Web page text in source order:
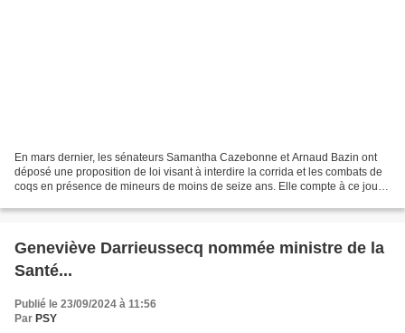
En mars dernier, les sénateurs Samantha Cazebonne et Arnaud Bazin ont
déposé une proposition de loi visant à interdire la corrida et les combats de
coqs en présence de mineurs de moins de seize ans. Elle compte à ce jour
Geneviève Darrieussecq nommée ministre de la
Santé...
Publié le 23/09/2024 à 11:56
Par PSY